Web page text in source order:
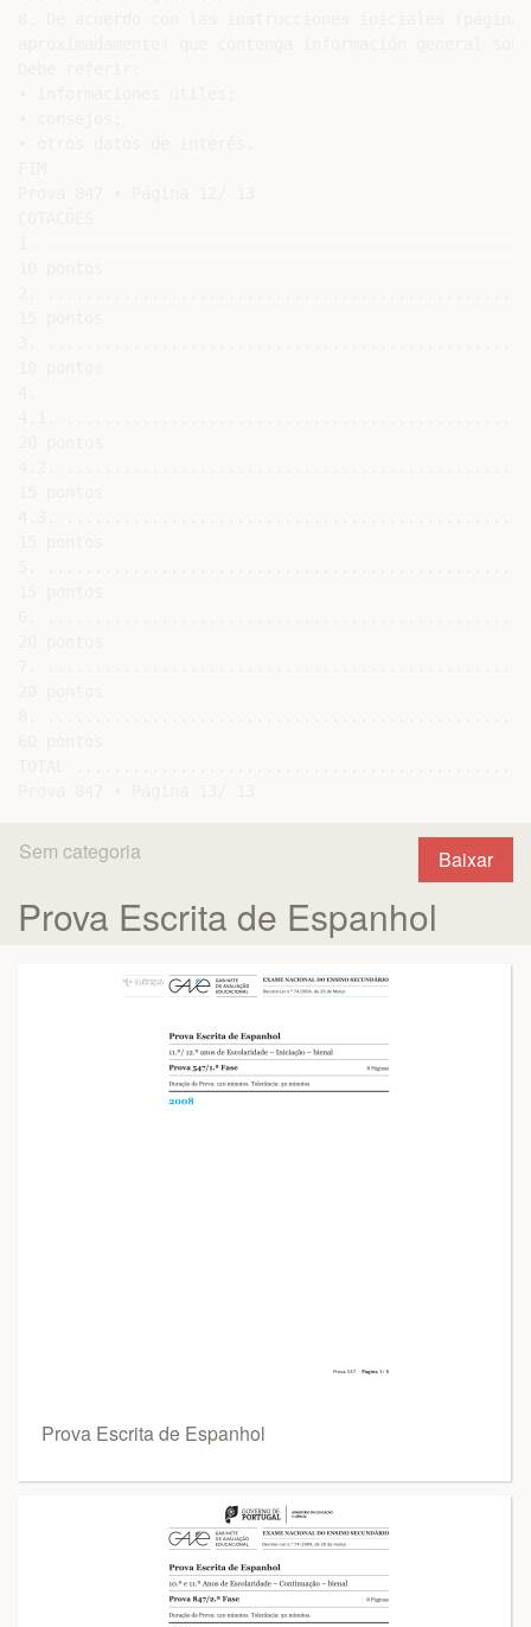
Baixar
Sem categoria
Prova Escrita de Espanhol
Prova Escrita de Espanhol